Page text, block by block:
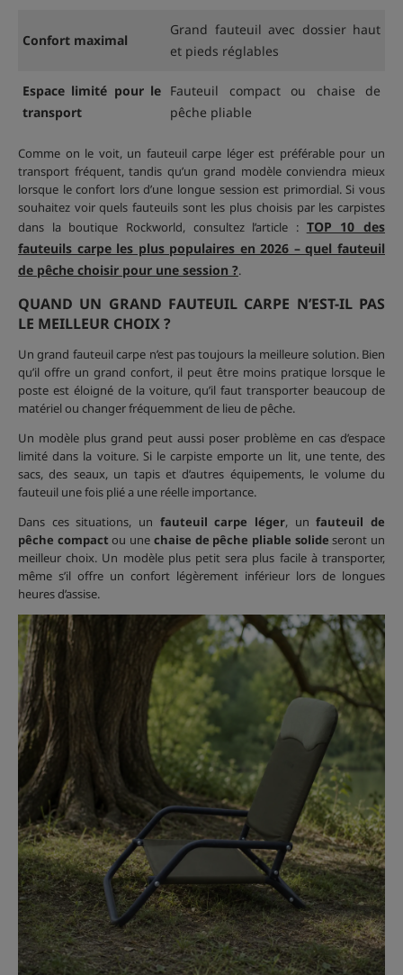
Confort maximal
Grand fauteuil avec dossier haut
et pieds réglables
Espace limité pour le
transport
Fauteuil compact ou chaise de
pêche pliable
Comme on le voit, un fauteuil carpe léger est préférable pour un
transport fréquent, tandis qu’un grand modèle conviendra mieux
lorsque le confort lors d’une longue session est primordial. Si vous
souhaitez voir quels fauteuils sont les plus choisis par les carpistes
dans la boutique Rockworld, consultez l’article : TOP 10 des
fauteuils carpe les plus populaires en 2026 – quel fauteuil
de pêche choisir pour une session ?.
QUAND UN GRAND FAUTEUIL CARPE N’EST-IL PAS
LE MEILLEUR CHOIX ?
Un grand fauteuil carpe n’est pas toujours la meilleure solution. Bien
qu’il offre un grand confort, il peut être moins pratique lorsque le
poste est éloigné de la voiture, qu’il faut transporter beaucoup de
matériel ou changer fréquemment de lieu de pêche.
Un modèle plus grand peut aussi poser problème en cas d’espace
limité dans la voiture. Si le carpiste emporte un lit, une tente, des
sacs, des seaux, un tapis et d’autres équipements, le volume du
fauteuil une fois plié a une réelle importance.
Dans ces situations, un fauteuil carpe léger, unfauteuil de
pêche compact ou une chaise de pêche pliable solide seront un
meilleur choix. Un modèle plus petit sera plus facile à transporter,
même s’il offre un confort légèrement inférieur lors de longues
heures d’assise.